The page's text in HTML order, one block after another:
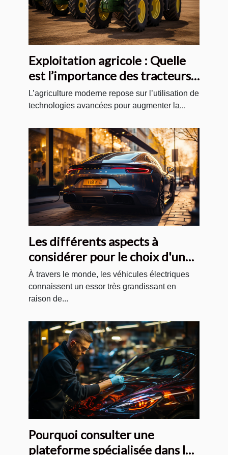
Exploitation agricole : Quelle
est l’importance des tracteurs
agricoles modernes ?
L’agriculture moderne repose sur l’utilisation de
technologies avancées pour augmenter la...
Les différents aspects à
considérer pour le choix d'un
véhicule électrique
À travers le monde, les véhicules électriques
connaissent un essor très grandissant en
raison de...
Pourquoi consulter une
plateforme spécialisée dans le